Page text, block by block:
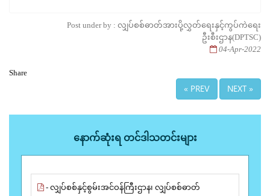
Post under by : လျှပ်စစ်ဓာတ်အားပို့လွှတ်ရေးနှင့်ကွပ်ကဲရေး
ဦးစီးဌာန(DPTSC)
04-Apr-2022
Share
« PREV NEXT »
နောက်ဆုံးရ တင်ဒါသတင်းများ
- လျှပ်စစ်နှင့်စွမ်းအင်ဝန်ကြီးဌာန၊ လျှပ်စစ်ဓာတ်